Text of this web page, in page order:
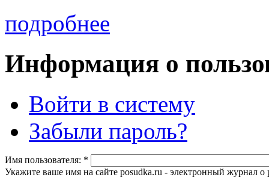
подробнее
Информация о
Войти в систему
Забыли пароль?
Имя пользователя: *
Укажите ваше имя на сайте posudka.ru - электронный журнал